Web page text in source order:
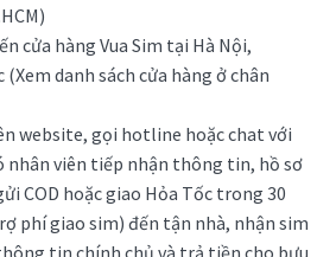
cửa hàng Vua Sim tại Hà Nội,
danh sách cửa hàng ở chân
website, gọi hotline hoặc chat với
nhân viên tiếp nhận thông tin, hồ sơ
COD hoặc giao Hỏa Tốc trong 30
phí giao sim) đến tận nhà, nhận sim